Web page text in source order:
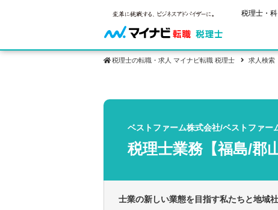
税理士・
サービス紹介
転職お役立ち情報
ご状況別転
2回目以降の
業界情報
税理士試験
税理士試験合
求人情報
保有資格別
税理士の転職・求人 マイナビ転職 税理士 求人検索
ベストファーム株式会社/ベストファー
税理士業務【福島/郡山
士業の新しい業態を目指す私たちと地域